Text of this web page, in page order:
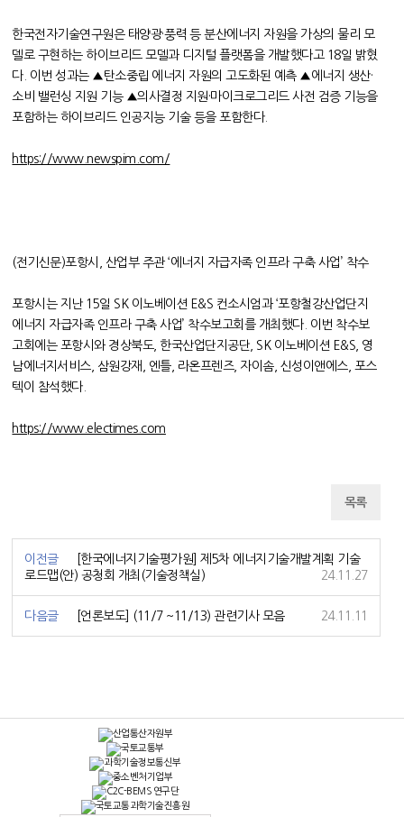
한국전자기술연구원은 태양광·풍력 등 분산에너지 자원을 가상의 물리 모
델로 구현하는 하이브리드 모델과 디지털 플랫폼을 개발했다고 18일 밝혔
다. 이번 성과는 ▲탄소중립 에너지 자원의 고도화된 예측 ▲에너지 생산·
소비 밸런싱 지원 기능 ▲의사결정 지원·마이크로그리드 사전 검증 기능을
포함하는 하이브리드 인공지능 기술 등을 포함한다.
https://www.newspim.com/
(전기신문)포항시, 산업부 주관 ‘에너지 자급자족 인프라 구축 사업’ 착수
포항시는 지난 15일 SK 이노베이션 E&S 컨소시엄과 ‘포항철강산업단지
에너지 자급자족 인프라 구축 사업’ 착수보고회를 개최했다. 이번 착수보
고회에는 포항시와 경상북도, 한국산업단지공단, SK 이노베이션 E&S, 영
남에너지서비스, 삼원강재, 엔틀, 라온프렌즈, 자이솜, 신성이앤에스, 포스
텍이 참석했다.
https://www.electimes.com
목록
이전글
[한국에너지기술평가원] 제5차 에너지기술개발계획 기술
로드맵(안) 공청회 개최(기술정책실)
24.11.27
다음글 [언론보도] (11/7 ~11/13) 관련기사 모음 24.11.11